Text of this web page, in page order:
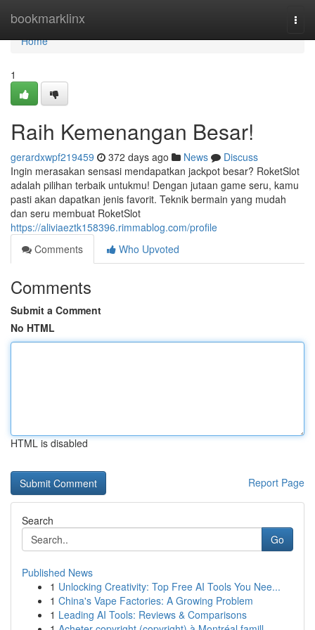
bookmarklinx
Home
Home
1
Raih Kemenangan Besar!
gerardxwpf219459 372 days ago News
Discuss
Ingin merasakan sensasi mendapatkan jackpot besar? RoketSlot
adalah pilihan terbaik untukmu! Dengan jutaan game seru, kamu
pasti akan dapatkan jenis favorit. Teknik bermain yang mudah
dan seru membuat RoketSlot
https://aliviaeztk158396.rimmablog.com/profile
Comments
Who Upvoted
Comments
Submit a Comment
No HTML
HTML is disabled
Report Page
Search
Go
Published News
1 Unlocking Creativity: Top Free AI Tools You Nee...
1 China's Vape Factories: A Growing Problem
1 Leading AI Tools: Reviews & Comparisons